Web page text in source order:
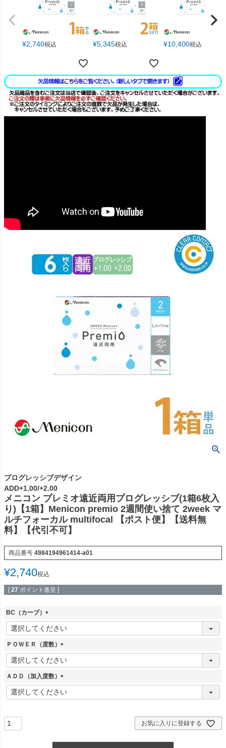
¥2,740税込 ¥5,345税込 ¥10,400税込
プログレッシブデザイン
ADD+1.00/+2.00
メニコン プレミオ遠近両用プログレッシブ(1箱6枚入
り)【1箱】Menicon premio 2週間使い捨て 2week マ
ルチフォーカル multifocal 【ポスト便】【送料無
料】【代引不可】
商品番号 4984194961414-a01
¥2,740税込
[ 27 ポイント進呈 ]
BC（カーブ）
(
必
須
ＰＯＷＥＲ（度数）
(
必
須
ＡＤＤ（加入度数）
(
必
お気に入りに登録する